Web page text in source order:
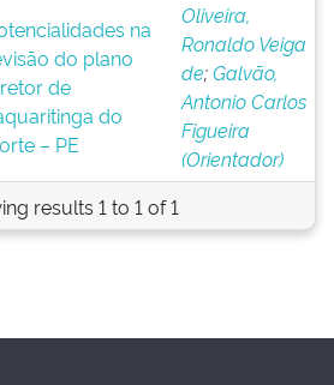
na
do plano
de
do
– PE
Oliveira,
Ronaldo Veiga
de;Galvão,
Antonio Carlos
Figueira
(Orientador)
results 1 to 1 of 1